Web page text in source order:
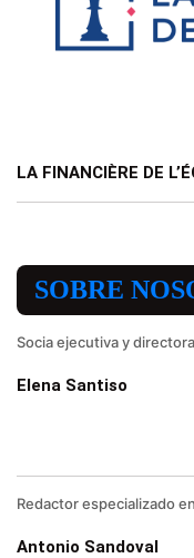
LA FINANCIÈRE DE
SOBRE
Socia ejecutiva y
Elena Santiso
Redactor especializado
Antonio Sandoval